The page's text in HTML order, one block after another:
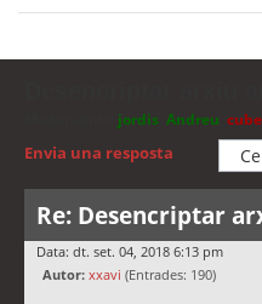
jordis Andreu
Envia una resposta
Re: Desencriptar
Data: dt. set. 04, 2018 6:13 pm
Autor: xxavi (Entrades: 190)